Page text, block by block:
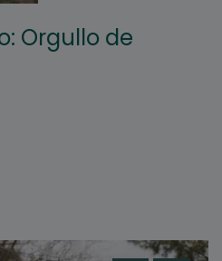
Orgullo de